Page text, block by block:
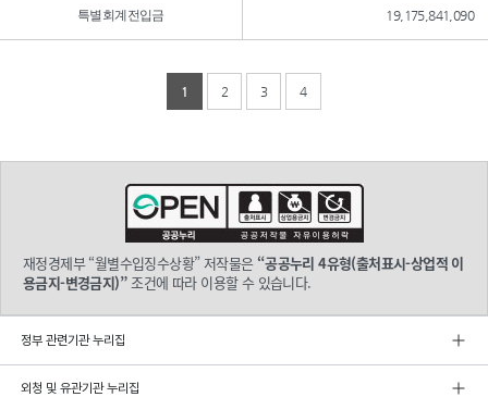
특별회계전입금 19,175,841,090
1 2 3 4
재정경제부 “월별수입징수상황” 저작물은 “공공누리 4유형(출처표시-상업적 이
용금지-변경금지)”조건에 따라 이용할 수 있습니다.
정부 관련기관 누리집
외청 및 유관기관 누리집